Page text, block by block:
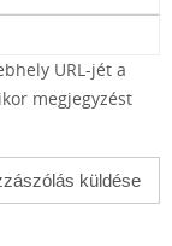
URL-jét a
megjegyzést